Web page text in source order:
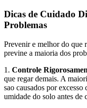
Dicas de Cuidado
Problemas
Prevenir e melhor do que
previne a maioria dos
1. Controle
que regar demais. A
sao causados por
umidade do solo antes de